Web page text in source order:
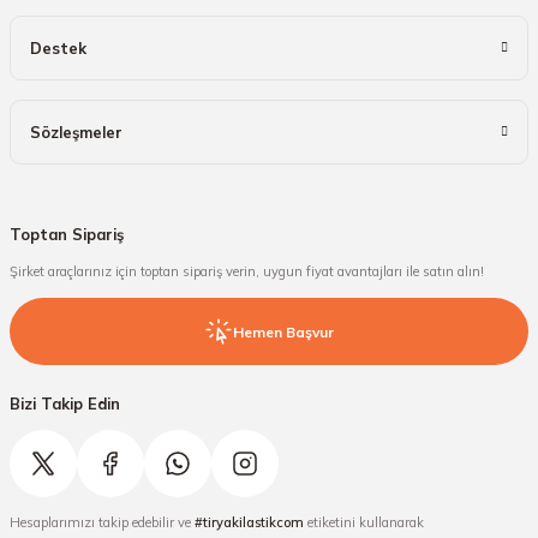
Destek
Sözleşmeler
Toptan Sipariş
Şirket araçlarınız için toptan sipariş verin, uygun fiyat avantajları ile satın alın!
Hemen Başvur
Bizi Takip Edin
Hesaplarımızı takip edebilir ve #tiryakilastikcom etiketini kullanarak